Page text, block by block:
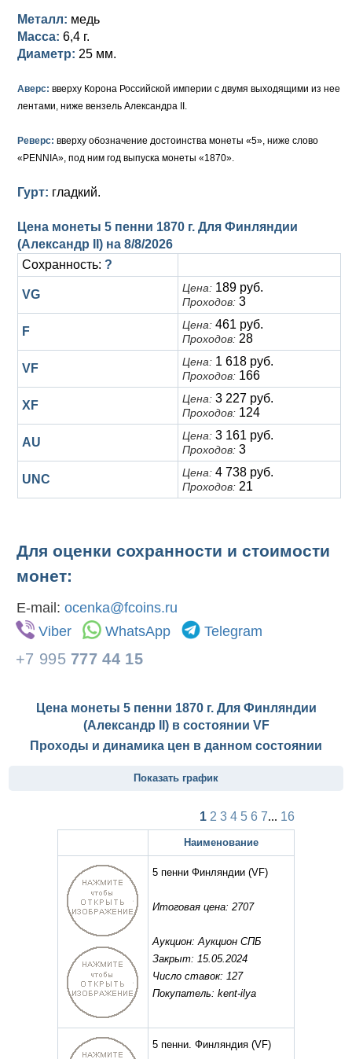
Русско-Польские
Памятные и донативные
Для Грузии
Медь
Серебро
Сибирские монеты
Для Молдавии и Валахии
Елизавета I (1741-1762)
Серебро
Медь
Ливонезы
Альбертусталер
Анна Иоанновна (1730-1740)
Петр II (1727-1730)
Петр I (1682-1725)
Золото
Серебро
Медь
Металл: медь
Масса: 6,4 г.
Диаметр: 25 мм.
Аверс: вверху Корона Российской империи с двумя выходящими из нее
лентами, ниже вензель Александра II.
Реверс: вверху обозначение достоинства монеты «5», ниже слово
«PENNIA», под ним год выпуска монеты «1870».
Гурт: гладкий.
Цена монеты 5 пенни 1870 г. Для Финляндии
(Александр II) на 8/8/2026
Сохранность: ?
VG Цена: 189 руб.
Проходов: 3
F Цена: 461 руб.
Проходов: 28
VF Цена: 1 618 руб.
Проходов: 166
XF Цена: 3 227 руб.
Проходов: 124
AU Цена: 3 161 руб.
Проходов: 3
UNC Цена: 4 738 руб.
Проходов: 21
Для оценки сохранности и стоимости
монет:
E-mail: ocenka@fcoins.ru
Viber
WhatsApp Telegram
+7 995 777 44 15
Цена монеты 5 пенни 1870 г. Для Финляндии
(Александр II) в состоянии VF
Проходы и динамика цен в данном состоянии
Показать график
1 2 3 4 5 6 7... 16
Наименование
5 пенни Финляндии (VF)
Итоговая цена: 2707
Аукцион: Аукцион СПБ
Закрыт: 15.05.2024
Число ставок: 127
Покупатель: kent-ilya
5 пенни. Финляндия (VF)